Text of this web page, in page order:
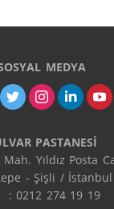
MEDYA
PASTANESİ
Yıldız Posta
- Şişli / İstanbul
: 0212 274 19 19